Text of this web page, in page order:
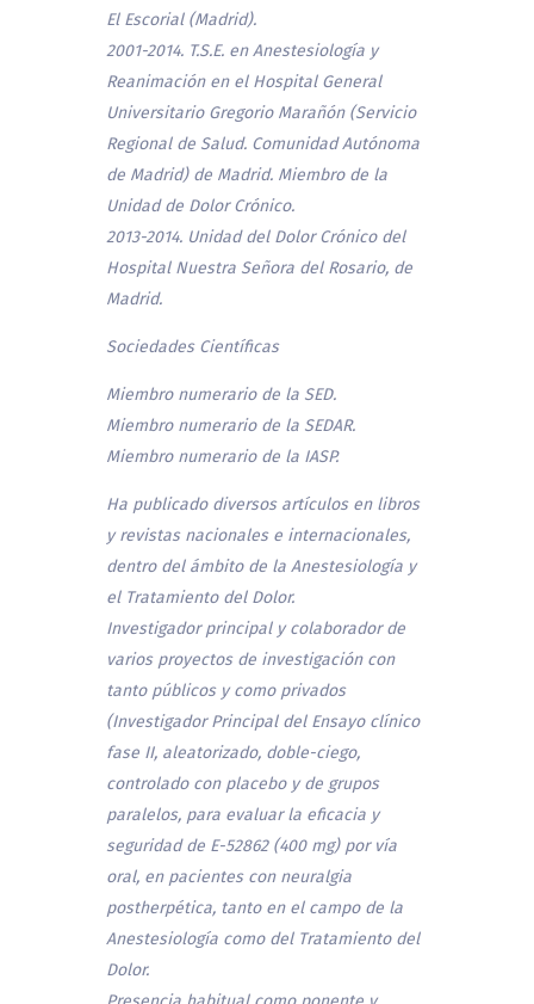
El Escorial (Madrid).
2001-2014. T.S.E. en Anestesiología y
Reanimación en el Hospital General
Universitario Gregorio Marañón (Servicio
Regional de Salud. Comunidad Autónoma
de Madrid) de Madrid. Miembro de la
Unidad de Dolor Crónico.
2013-2014. Unidad del Dolor Crónico del
Hospital Nuestra Señora del Rosario, de
Madrid.
Sociedades Científicas
Miembro numerario de la SED.
Miembro numerario de la SEDAR.
Miembro numerario de la IASP.
Ha publicado diversos artículos en libros
y revistas nacionales e internacionales,
dentro del ámbito de la Anestesiología y
el Tratamiento del Dolor.
Investigador principal y colaborador de
varios proyectos de investigación con
tanto públicos y como privados
(Investigador Principal del Ensayo clínico
fase II, aleatorizado, doble-ciego,
controlado con placebo y de grupos
paralelos, para evaluar la eficacia y
seguridad de E-52862 (400 mg) por vía
oral, en pacientes con neuralgia
postherpética, tanto en el campo de la
Anestesiología como del Tratamiento del
Dolor.